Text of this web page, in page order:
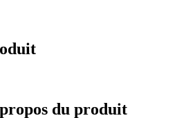
du produit